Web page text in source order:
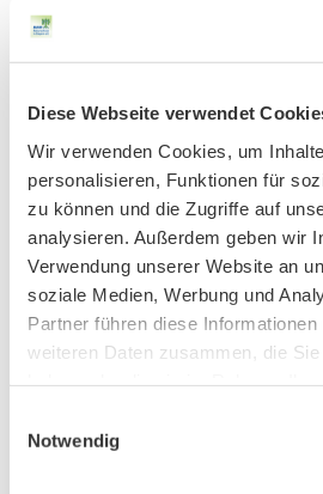
Diese Webseite verwendet
Wir verwenden Cookies, um
personalisieren, Funktionen für
zu können und die Zugriffe auf
analysieren. Außerdem geben wir
Verwendung unserer Website an
soziale Medien, Werbung und
Partner führen diese
weiteren Daten zusammen, die
Notwendig
AKTIV IN STADT UND